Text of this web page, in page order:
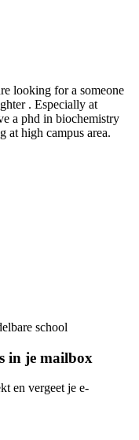
looking for a someone
. Especially at
a phd in biochemistry
at high campus area.
school
in je mailbox
en vergeet je e-